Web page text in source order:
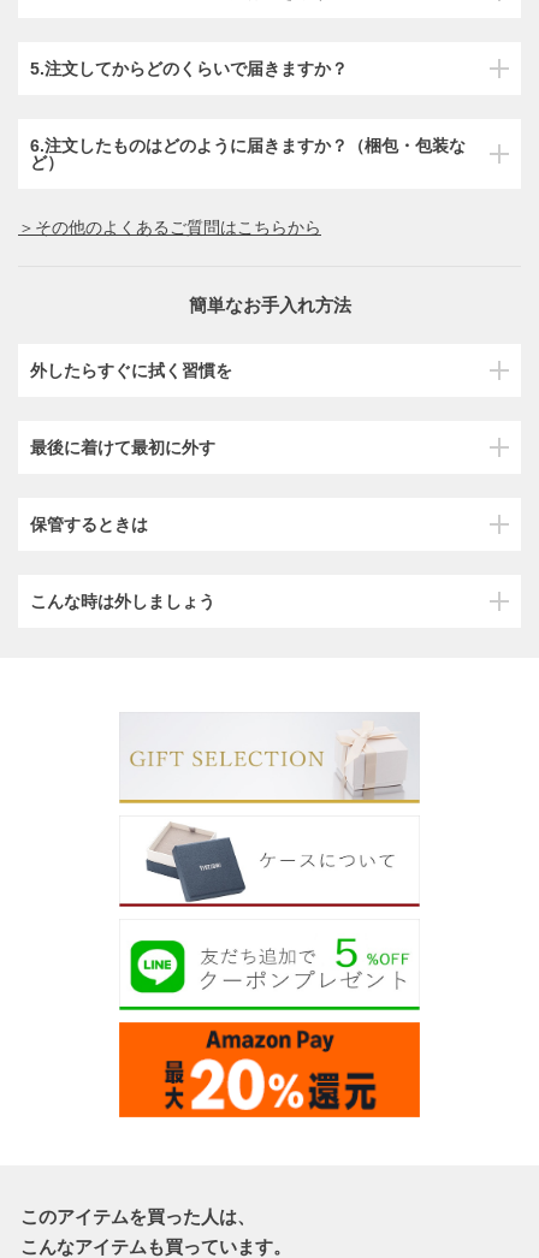
5.注文してからどのくらいで届きますか？
6.注文したものはどのように届きますか？（梱包・包装な
ど）
＞その他のよくあるご質問はこちらから
簡単なお手入れ方法
外したらすぐに拭く習慣を
最後に着けて最初に外す
保管するときは
こんな時は外しましょう
このアイテムを買った人は、
こんなアイテムも買っています。